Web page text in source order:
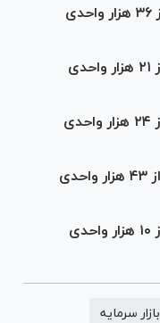
بورس نزولی شد/ ریزش بیش از ۳۶ هزار واحدی
بورس صعودی شد/ رشد بیش از ۲۱ هزار واحدی
بورس صعودی شد/ رشد بیش از ۲۴ هزار واحدی
بورس صعودی ماند/ رشد بیش از ۴۳ هزار واحدی
بورس صعودی شد/ رشد بیش از ۱۰ هزار واحدی
بازار سرمایه